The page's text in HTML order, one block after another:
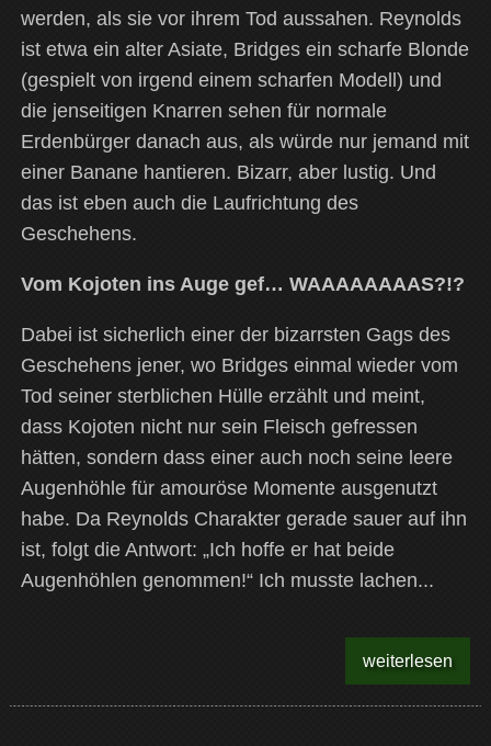
werden, als sie vor ihrem Tod aussahen. Reynolds
ist etwa ein alter Asiate, Bridges ein scharfe Blonde
(gespielt von irgend einem scharfen Modell) und
die jenseitigen Knarren sehen für normale
Erdenbürger danach aus, als würde nur jemand mit
einer Banane hantieren. Bizarr, aber lustig. Und
das ist eben auch die Laufrichtung des
Geschehens.
Vom Kojoten ins Auge gef… WAAAAAAAAS?!?
Dabei ist sicherlich einer der bizarrsten Gags des
Geschehens jener, wo Bridges einmal wieder vom
Tod seiner sterblichen Hülle erzählt und meint,
dass Kojoten nicht nur sein Fleisch gefressen
hätten, sondern dass einer auch noch seine leere
Augenhöhle für amouröse Momente ausgenutzt
habe. Da Reynolds Charakter gerade sauer auf ihn
ist, folgt die Antwort: „Ich hoffe er hat beide
Augenhöhlen genommen!“ Ich musste lachen...
weiterlesen